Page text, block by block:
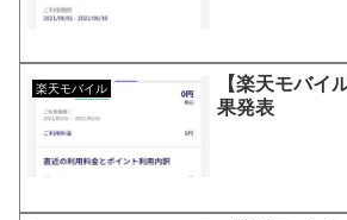
楽天モバイル
【楽天モバイ
果発表